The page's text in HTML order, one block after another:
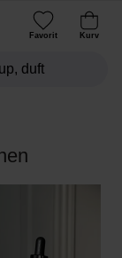
Favorit Kurv